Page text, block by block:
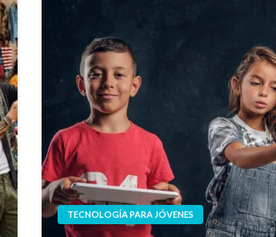
TECNOLOGÍA PARA JÓVENES